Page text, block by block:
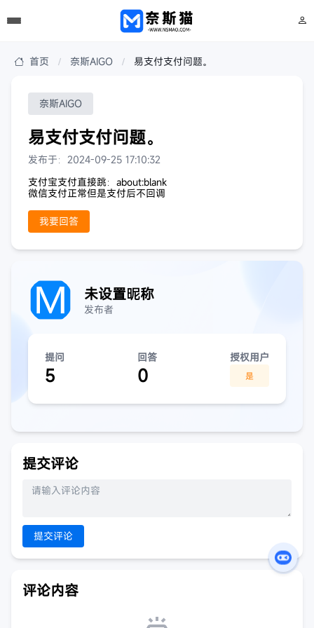
首页 奈斯AIGO 易支付支付问题。
奈斯AIGO
易支付支付问题。
发布于：2024-09-25 17:10:32
支付宝支付直接跳：about:blank
微信支付正常但是支付后不回调
我要回答
未设置昵称
发布者
提问
5
回答
0
授权用户
是
提交评论
提交评论
评论内容